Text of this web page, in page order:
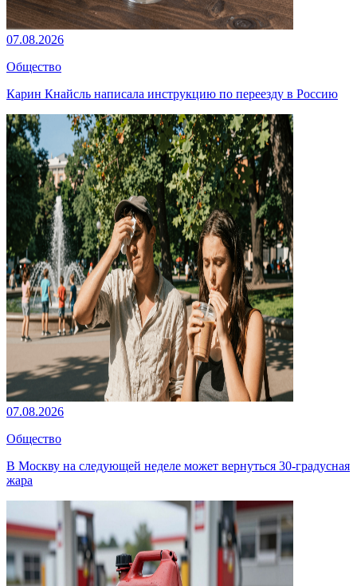
07.08.2026
Общество
Карин Кнайсль написала инструкцию по переезду в Россию
07.08.2026
Общество
В Москву на следующей неделе может вернуться 30-градусная
жара